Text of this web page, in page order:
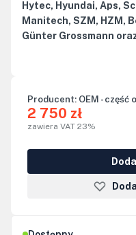
Hytec, Hyundai, Aps,
Manitech, SZM, HZM,
Günter Grossmann
Producent: OEM - część
2 750 zł
zawiera VAT 23%